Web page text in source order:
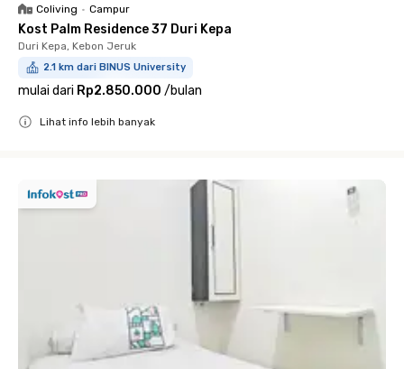
Coliving • Campur
Kost Palm Residence 37 Duri Kepa
Duri Kepa, Kebon Jeruk
2.1 km dari BINUS University
mulai dari Rp2.850.000 /bulan
Lihat info lebih banyak